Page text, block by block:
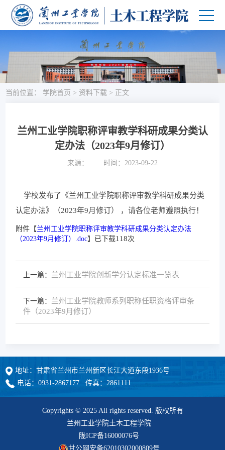
当前位置： 学院首页 > 资料下载 > 正文
兰州工业学院职称评审教学科研成果分类认
定办法（2023年9月修订）
来源： 时间：2023-09-22
学校发布了《兰州工业学院职称评审教学科研成果分类
认定办法》（2023年9月修订） ，请各位老师遵照执行！
附件【兰州工业学院职称评审教学科研成果分类认定办法
（2023年9月修订）.doc】已下载118次
上一篇： 兰州工业学院创新学分认定标准一览表
下一篇： 兰州工业学院教师系列职称任职资格评审条
件（2023年9月修订）
地址：甘肃省兰州市兰州新区长江大道东段1936号
电话：0931-2867177 传真：2861111
Copyrights © 2025 All rights reserved. 版权所有
兰州工业学院土木工程学院
陇ICP备16000076号
甘公网安备62010302000809号